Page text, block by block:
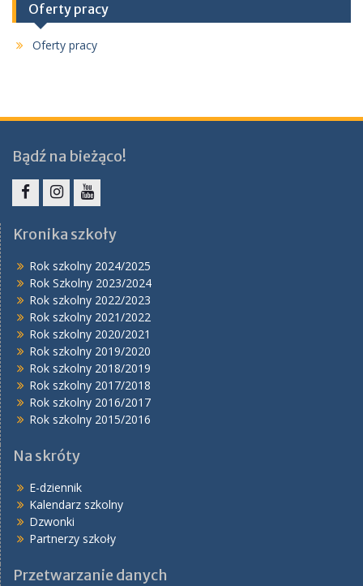
Oferty pracy
Oferty pracy
Bądź na bieżąco!
Kronika szkoły
Rok szkolny 2024/2025
Rok Szkolny 2023/2024
Rok szkolny 2022/2023
Rok szkolny 2021/2022
Rok szkolny 2020/2021
Rok szkolny 2019/2020
Rok szkolny 2018/2019
Rok szkolny 2017/2018
Rok szkolny 2016/2017
Rok szkolny 2015/2016
Na skróty
E-dziennik
Kalendarz szkolny
Dzwonki
Partnerzy szkoły
Przetwarzanie danych